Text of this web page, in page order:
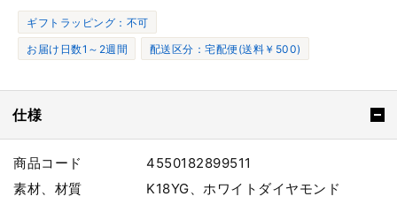
ギフトラッピング：不可
お届け日数1～2週間
配送区分：宅配便(送料￥500)
仕様
商品コード
4550182899511
素材、材質
K18YG、ホワイトダイヤモンド